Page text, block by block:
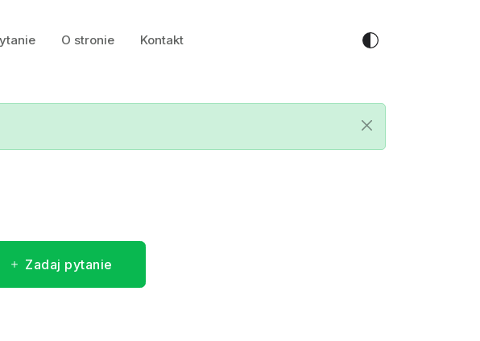
O stronie Kontakt
Zadaj pytanie